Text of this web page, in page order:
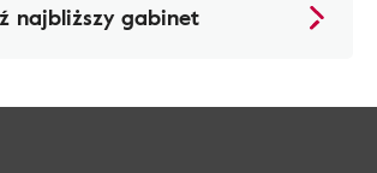
najbliższy gabinet